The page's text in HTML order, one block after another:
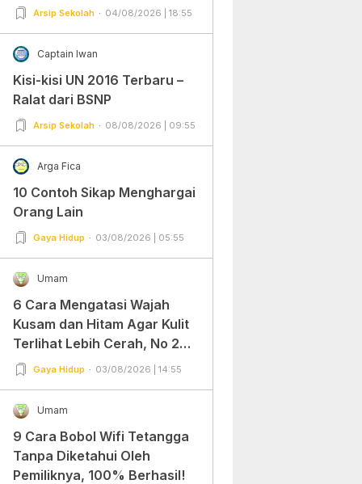
Arsip Sekolah 04/08/2026 | 18:55
Captain Iwan
Kisi-kisi UN 2016 Terbaru –
Ralat dari BSNP
Arsip Sekolah 08/08/2026 | 09:55
Arga Fica
10 Contoh Sikap Menghargai
Orang Lain
Gaya Hidup 03/08/2026 | 05:55
Umam
6 Cara Mengatasi Wajah
Kusam dan Hitam Agar Kulit
Terlihat Lebih Cerah, No 2
Gampang Banget dan Mudah
Gaya Hidup 03/08/2026 | 14:55
Umam
9 Cara Bobol Wifi Tetangga
Tanpa Diketahui Oleh
Pemiliknya, 100% Berhasil!